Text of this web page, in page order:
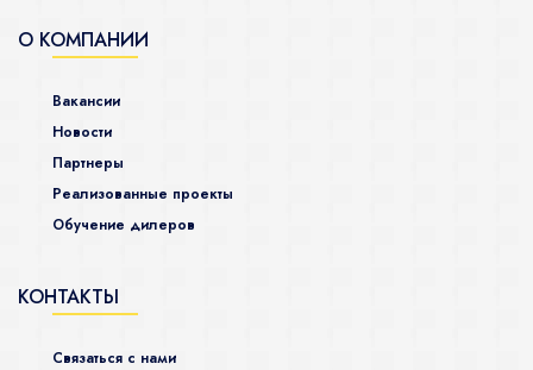
О КОМПАНИИ
Вакансии
Новости
Партнеры
Реализованные проекты
Обучение дилеров
КОНТАКТЫ
Связаться с нами